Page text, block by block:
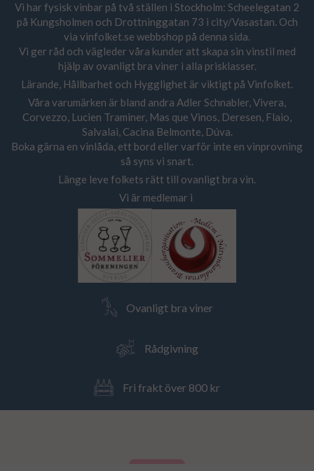
Vi har fysisk vinbar på två ställen i Stockholm: Scheelegatan 2
på Kungsholmen och Drottninggatan 73 i city/Vasastan. Och
via vinfolket.se webbshop på denna sida.
Vi ger råd och vägleder våra kunder att skapa sin vinstil med
hjälp av ovanligt bra viner i alla prisklasser.
Lärande, Hållbarhet och Hygglighet är viktigt på Vinfolket.
Våra varumärken är bland andra Adler Schnabler, Vivera,
Corvezzo, Lucien Traminer, Mas que Vinos, Deresen, Flaio,
Salvalai, Cacina Belmonte, Dúva.
Boka gärna en vinlåda, ett bord eller varför inte en vinprovning
så syns vi snart.
Länge leve folkets rätt till ovanligt bra vin.
Vi är medlemar i
Ovanligt bra viner
Rådgivning
Fri frakt över 800 kr